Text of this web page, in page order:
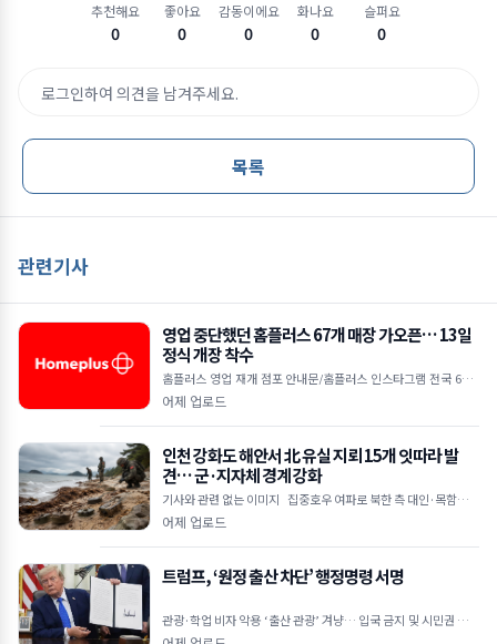
추천해요
0
좋아요
0
감동이에요
0
화나요
0
슬퍼요
0
로그인하여 의견을 남겨주세요.
목록
관련기사
영업 중단했던 홈플러스 67개 매장 가오픈… 13일
정식 개장 착수
홈플러스 영업 재개 점포 안내문/홈플러스 인스타그램 전국 67개
매장 7일 가오픈 시작으로 운영 점검 착수 12일까지 미비점 보완
어제 업로드
인천 강화도 해안서 北 유실 지뢰 15개 잇따라 발
견… 군·지자체 경계 강화
기사와 관련 없는 이미지 집중호우 여파로 북한 측 대인·목함지뢰
유입 추정 주민 신고 및 군 수색으로 발견… 인명 피해는 없어 강화
어제 업로드
트럼프, ‘원정 출산 차단’ 행정명령 서명
관광·학업 비자 악용 ‘출산 관광’ 겨냥… 입국 금지 및 시민권 부여
차단 외교공관 직원·적성국 출생 자녀도 대상&he